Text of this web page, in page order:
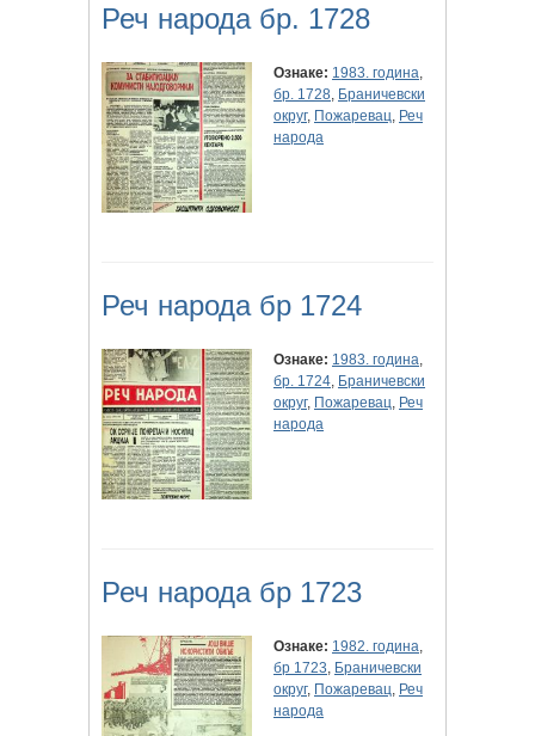
Реч народа бр. 1728
Ознаке: 1983. година,
бр. 1728, Браничевски
округ, Пожаревац, Реч
народа
Реч народа бр 1724
Ознаке: 1983. година,
бр. 1724, Браничевски
округ, Пожаревац, Реч
народа
Реч народа бр 1723
Ознаке: 1982. година,
бр 1723, Браничевски
округ, Пожаревац, Реч
народа